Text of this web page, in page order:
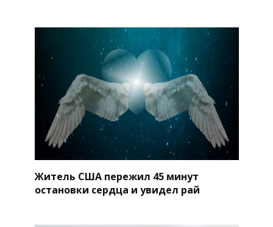
Житель США пережил 45 минут
остановки сердца и увидел рай